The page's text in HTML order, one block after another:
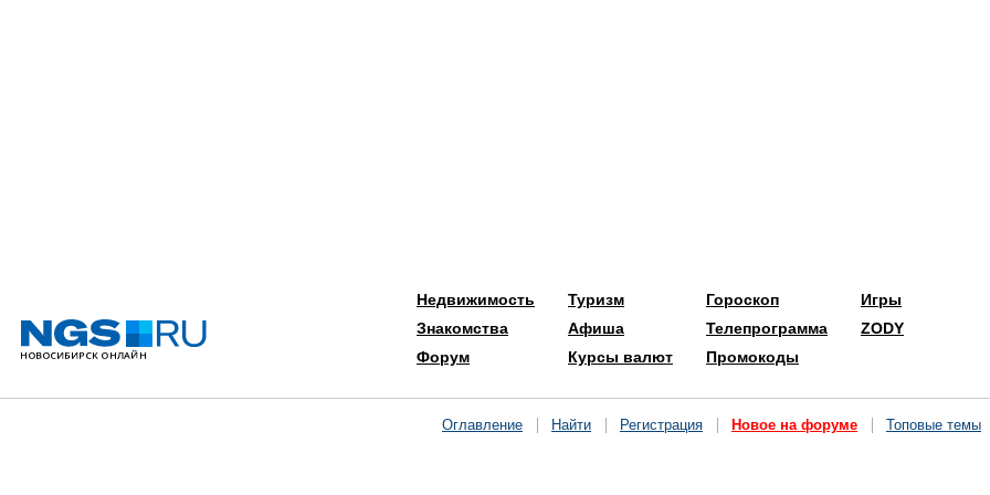
Недвижимость
Знакомства
Форум
Туризм
Афиша
Курсы валют
Гороскоп
Телепрограмма
Промокоды
Игры
ZODY
Оглавление Найти Регистрация Новое на форуме Топовые темы